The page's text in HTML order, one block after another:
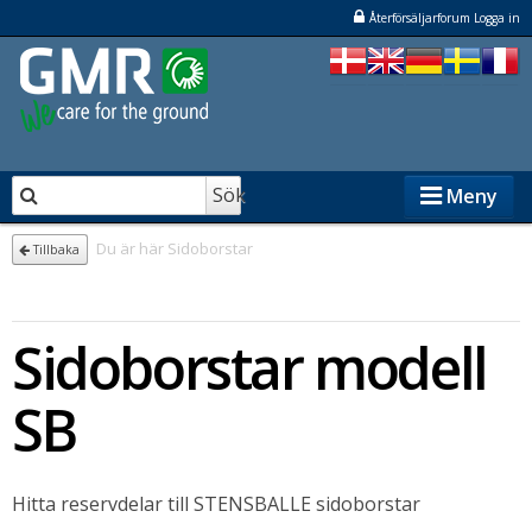
Återförsäljarforum Logga in
Sök Meny
STAMA
NESBO
Återförsäljare
Tillbaka Du är här Sidoborstar
Sidoborstar modell
SB
Hitta reservdelar till STENSBALLE sidoborstar